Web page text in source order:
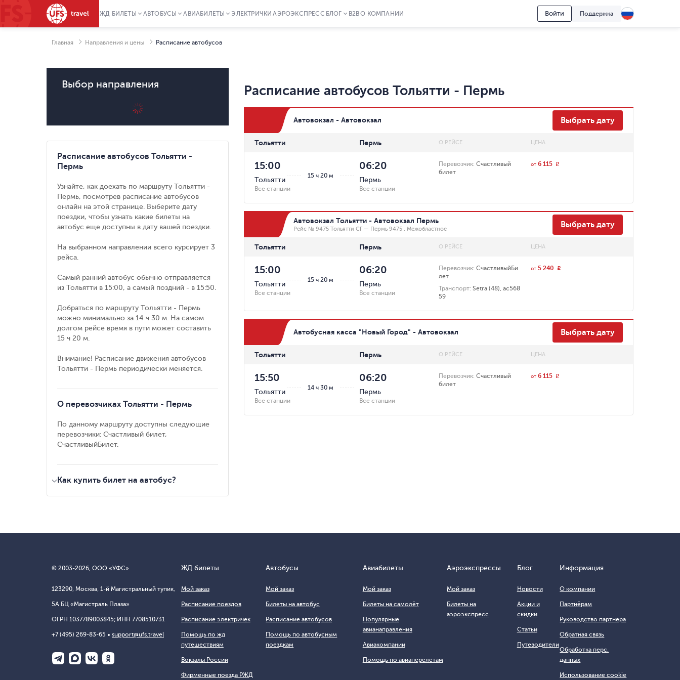
ЖД БИЛЕТЫ АВТОБУСЫ АВИАБИЛЕТЫ ЭЛЕКТРИЧКИ АЭРОЭКСПРЕСС БЛОГ B2BО КОМПАНИИ Войти Поддержка
Главная Направления и цены Расписание автобусов
Выбор направления
Расписание автобусов Тольятти -
Пермь
Узнайте, как доехать по маршруту Тольятти -
Пермь, посмотрев расписание автобусов
онлайн на этой странице. Выберите дату
поездки, чтобы узнать какие билеты на
автобус еще доступны в дату вашей поездки.
На выбранном направлении всего курсирует 3
рейса.
Самый ранний автобус обычно отправляется
из Тольятти в 15:00, а самый поздний - в 15:50.
Добраться по маршруту Тольятти - Пермь
можно минимально за 14 ч 30 м. На самом
долгом рейсе время в пути может составить
15 ч 20 м.
Внимание! Расписание движения автобусов
Тольятти - Пермь периодически меняется.
О перевозчиках Тольятти - Пермь
По данному маршруту доступны следующие
перевозчики: Счастливый билет,
СчастливыйБилет.
Как купить билет на автобус?
оплатите билет на автобус
Расписание автобусов Тольятти - Пермь
Автовокзал - Автовокзал Выбрать дату
Тольятти Пермь О РЕЙСЕ ЦЕНА
15 ч 20 м
15:00
Тольятти
Все станции
06:20
Пермь
Все станции
Перевозчик: Счастливый
билет
от 6 115 r
Автовокзал Тольятти - Автовокзал Пермь
Рейс № 9475 Тольятти СГ — Пермь 9475 , Межобластное Выбрать дату
Тольятти Пермь О РЕЙСЕ ЦЕНА
15 ч 20 м
15:00
Тольятти
Все станции
06:20
Пермь
Все станции
Перевозчик: СчастливыйБи
лет
Транспорт: Setra (48), ас568
59
от 5 240 r
Автобусная касса "Новый Город" - Автовокзал Выбрать дату
Тольятти Пермь О РЕЙСЕ ЦЕНА
14 ч 30 м
15:50
Тольятти
Все станции
06:20
Пермь
Все станции
Перевозчик: Счастливый
билет
от 6 115 r
© 2003-2026, ООО «УФС»
123290, Москва, 1-й Магистральный тупик,
5А БЦ «Магистраль Плаза»
ОГРН 1037789003845; ИНН 7708510731
+7 (495) 269-83-65 support@ufs.travel
ЖД билеты
Мой заказ
Расписание поездов
Расписание электричек
Помощь по жд
путешествиям
Вокзалы России
Фирменные поезда РЖД
Автобусы
Мой заказ
Билеты на автобус
Расписание автобусов
Помощь по автобусным
поездкам
Авиабилеты
Мой заказ
Билеты на самолёт
Популярные
авианаправления
Авиакомпании
Помощь по авиаперелетам
Аэроэкспрессы
Мой заказ
Билеты на
аэроэкспресс
Блог
Новости
Акции и
скидки
Статьи
Путеводители
Информация
О компании
Партнёрам
Руководство партнера
Обратная связь
Обработка перс.
данных
Использование cookie